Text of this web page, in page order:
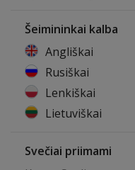
Šeimininkai kalba
Angliškai
Rusiškai
Lenkiškai
Lietuviškai
Svečiai priimami